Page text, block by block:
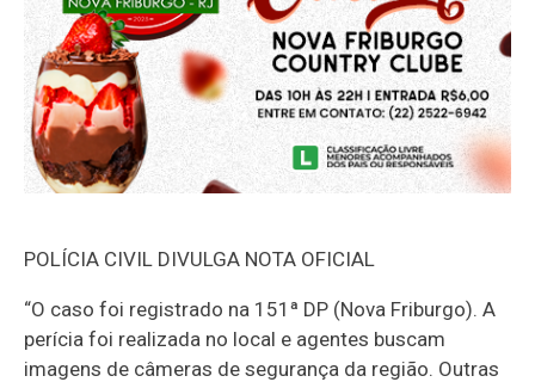
POLÍCIA CIVIL DIVULGA NOTA OFICIAL
“O caso foi registrado na 151ª DP (Nova Friburgo). A
perícia foi realizada no local e agentes buscam
imagens de câmeras de segurança da região. Outras